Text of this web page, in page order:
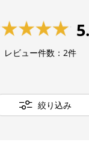
レビュー件数： 2件
絞り込み